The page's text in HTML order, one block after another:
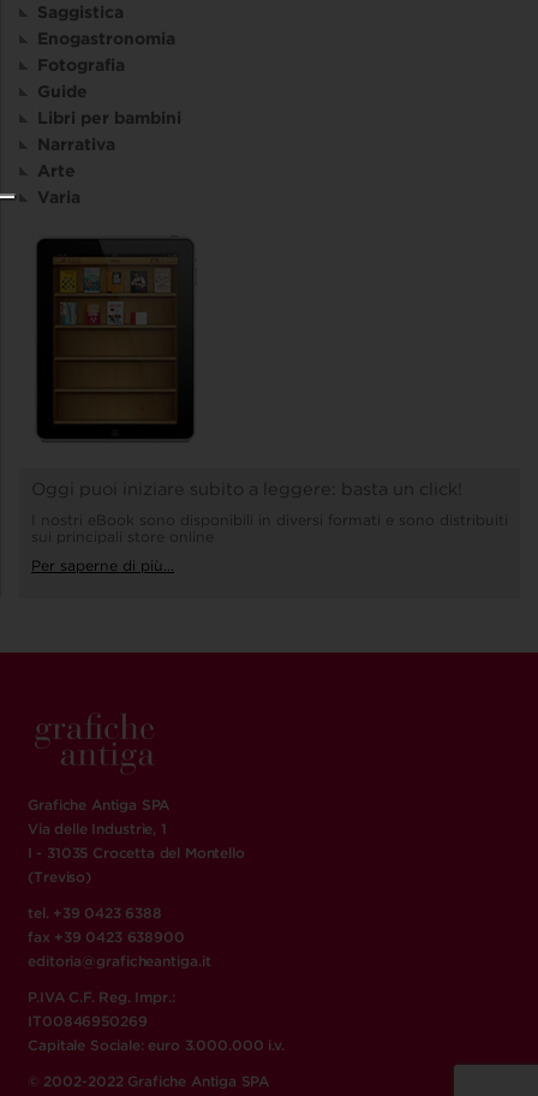
Saggistica
Enogastronomia
Fotografia
Guide
Libri per bambini
Narrativa
Arte
Varia
Oggi puoi iniziare subito a leggere: basta un click!
I nostri eBook sono disponibili in diversi formati e sono distribuiti
sui principali store online
Per saperne di più...
Grafiche Antiga SPA
Via delle Industrie, 1
I - 31035 Crocetta del Montello
(Treviso)
tel. +39 0423 6388
fax +39 0423 638900
editoria@graficheantiga.it
P.IVA C.F. Reg. Impr.:
IT00846950269
Capitale Sociale: euro 3.000.000 i.v.
© 2002-2022 Grafiche Antiga SPA